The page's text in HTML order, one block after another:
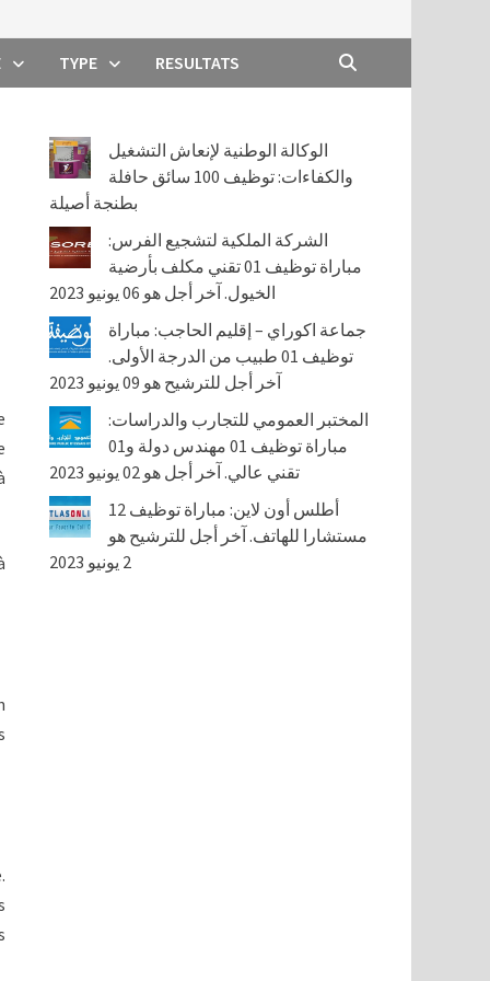
TYPE RESULTATS
الوكالة الوطنية لإنعاش التشغيل
والكفاءات: توظيف 100 سائق حافلة
بطنجة أصيلة
الشركة الملكية لتشجيع الفرس:
مباراة توظيف 01 تقني مكلف بأرضية
الخيول. آخر أجل هو 06 يونيو 2023
جماعة اكوراي – إقليم الحاجب: مباراة
توظيف 01 طبيب من الدرجة الأولى.
آخر أجل للترشيح هو 09 يونيو 2023
المختبر العمومي للتجارب والدراسات:
مباراة توظيف 01 مهندس دولة و01
تقني عالي. آخر أجل هو 02 يونيو 2023
أطلس أون لاين: مباراة توظيف 12
مستشارا للهاتف. آخر أجل للترشيح هو
2 يونيو 2023